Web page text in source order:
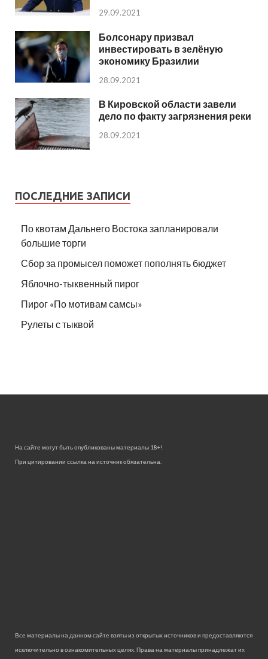
29.09.2021
Болсонару призвал
инвестировать в зелёную
экономику Бразилии
28.09.2021
В Кировской области завели
дело по факту загрязнения реки
28.09.2021
ПОСЛЕДНИЕ ЗАПИСИ
По квотам Дальнего Востока запланировали
большие торги
Сбор за промысел поможет пополнять бюджет
Яблочно-тыквенный пирог
Пирог «По мотивам самсы»
Рулеты с тыквой
На сайте могут быть опубликованы материалы 18+!
При цитировании ссылка на источник обязательна.
Все материалы на данном сайте взяты из открытых источников и предоставляются
исключительно в ознакомительных целях. Права на материалы принадлежат их